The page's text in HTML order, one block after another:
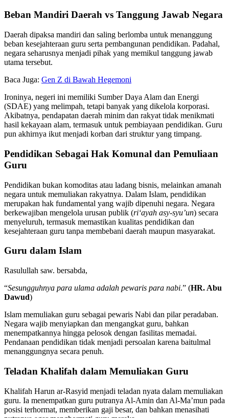
Beban Mandiri Daerah vs Tanggung Jawab Negara
Daerah dipaksa mandiri dan saling berlomba untuk menanggung
beban kesejahteraan guru serta pembangunan pendidikan. Padahal,
negara seharusnya menjadi pihak yang memikul tanggung jawab
utama tersebut.
Baca Juga: Gen Z di Bawah Hegemoni
Ironinya, negeri ini memiliki Sumber Daya Alam dan Energi
(SDAE) yang melimpah, tetapi banyak yang dikelola korporasi.
Akibatnya, pendapatan daerah minim dan rakyat tidak menikmati
hasil kekayaan alam, termasuk untuk pembiayaan pendidikan. Guru
pun akhirnya ikut menjadi korban dari struktur yang timpang.
Pendidikan Sebagai Hak Komunal dan Pemuliaan
Guru
Pendidikan bukan komoditas atau ladang bisnis, melainkan amanah
negara untuk memuliakan rakyatnya. Dalam Islam, pendidikan
merupakan hak fundamental yang wajib dipenuhi negara. Negara
berkewajiban mengelola urusan publik (ri‘ayah asy-syu’un) secara
menyeluruh, termasuk memastikan kualitas pendidikan dan
kesejahteraan guru tanpa membebani daerah maupun masyarakat.
Guru dalam Islam
Rasulullah saw. bersabda,
“Sesungguhnya para ulama adalah pewaris para nabi.” (HR. Abu
Dawud)
Islam memuliakan guru sebagai pewaris Nabi dan pilar peradaban.
Negara wajib menyiapkan dan mengangkat guru, bahkan
menempatkannya hingga pelosok dengan fasilitas memadai.
Pendanaan pendidikan tidak menjadi persoalan karena baitulmal
menanggungnya secara penuh.
Teladan Khalifah dalam Memuliakan Guru
Khalifah Harun ar-Rasyid menjadi teladan nyata dalam memuliakan
guru. Ia menempatkan guru putranya Al-Amin dan Al-Ma’mun pada
posisi terhormat, memberikan gaji besar, dan bahkan menasihati